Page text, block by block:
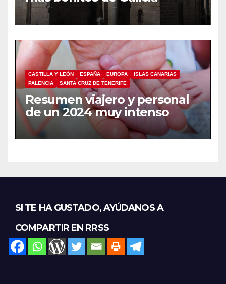
CASTILLA Y LEÓN ESPAÑA EUROPA
ISLAS CANARIAS
PALENCIA
SANTA CRUZ DE TENERIFE
Resumen viajero y personal
de un 2024 muy intenso
SI TE HA GUSTADO, AYÚDANOS A
COMPARTIR EN RRSS